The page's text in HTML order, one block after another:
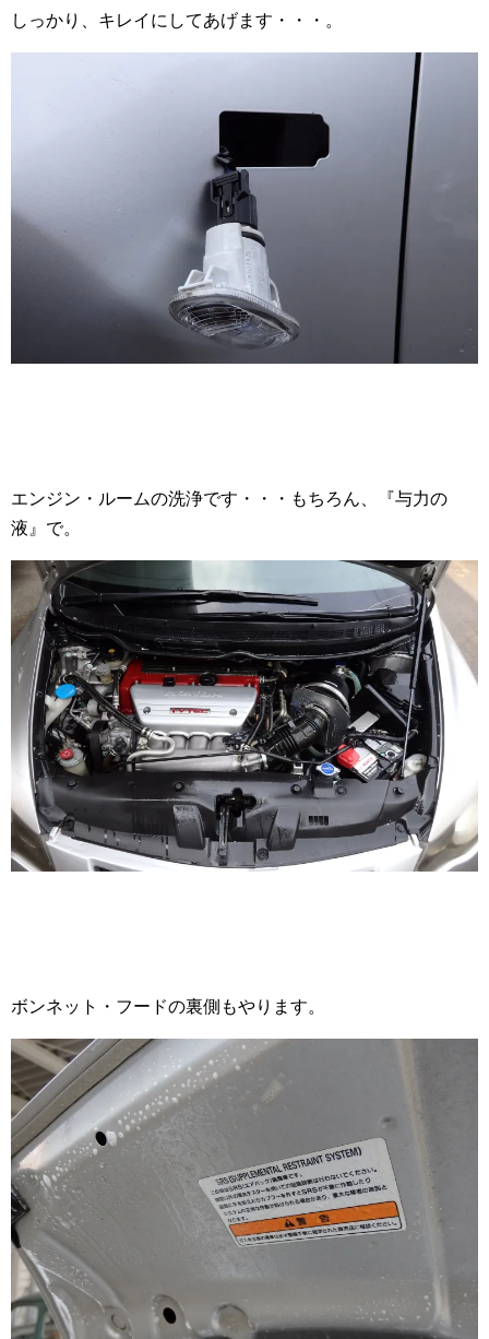
しっかり、キレイにしてあげます・・・。
エンジン・ルームの洗浄です・・・もちろん、『与力の
液』で。
ボンネット・フードの裏側もやります。